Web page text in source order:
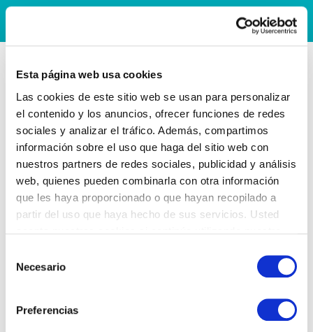
Esta página web usa cookies
Las cookies de este sitio web se usan para personalizar
el contenido y los anuncios, ofrecer funciones de redes
sociales y analizar el tráfico. Además, compartimos
información sobre el uso que haga del sitio web con
nuestros partners de redes sociales, publicidad y análisis
web, quienes pueden combinarla con otra información
que les haya proporcionado o que hayan recopilado a
partir del uso que haya hecho de sus servicios. Usted
Necesario
Preferencias